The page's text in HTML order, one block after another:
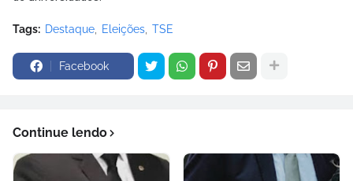
Tags: Destaque Eleições TSE
Facebook
Continue lendo